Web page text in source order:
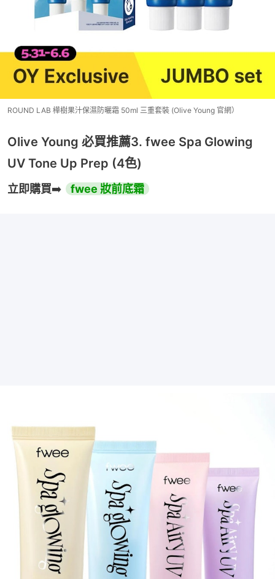
ROUND LAB 樺樹果汁保濕防曬霜 50ml 三重套裝 (Olive Young 官網）
Olive Young 必買推薦3. fwee Spa Glowing
UV Tone Up Prep (4色)
立即購買➡️ fwee 妝前底霜